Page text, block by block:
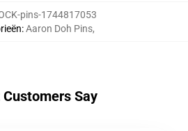
pins-1744817053
:Aaron Doh Pins,
Say